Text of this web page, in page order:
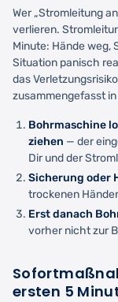
Wer „Stromleitung
verlieren.
Minute: Hände weg,
Situation panisch
das
zusammengefasst
Bohrmaschine
ziehen — der
Dir und der
Sicherung oder
trockenen
Erst danach
vorher nicht zur
ersten 5